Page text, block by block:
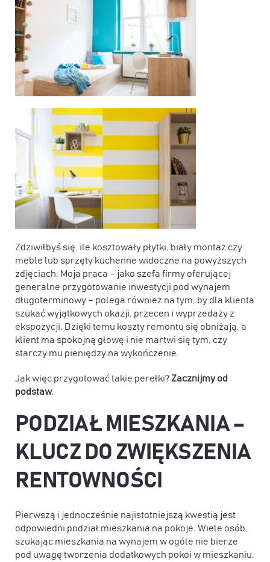
Zdziwiłbyś się, ile kosztowały płytki, biały montaż czy
meble lub sprzęty kuchenne widoczne na powyższych
zdjęciach. Moja praca – jako szefa firmy oferującej
generalne przygotowanie inwestycji pod wynajem
długoterminowy – polega również na tym, by dla klienta
szukać wyjątkowych okazji, przecen i wyprzedaży z
ekspozycji. Dzięki temu koszty remontu się obniżają, a
klient ma spokojną głowę i nie martwi się tym, czy
starczy mu pieniędzy na wykończenie.
Jak więc przygotować takie perełki? Zacznijmy od
podstaw.
PODZIAŁ MIESZKANIA –
KLUCZ DO ZWIĘKSZENIA
RENTOWNOŚCI
Pierwszą i jednocześnie najistotniejszą kwestią jest
odpowiedni podział mieszkania na pokoje. Wiele osób,
szukając mieszkania na wynajem w ogóle nie bierze
pod uwagę tworzenia dodatkowych pokoi w mieszkaniu,